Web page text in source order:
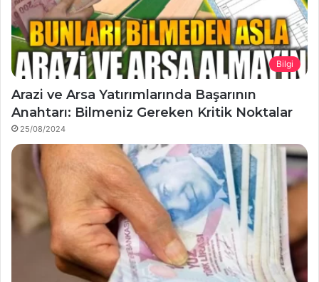
Bilgi
Arazi ve Arsa Yatırımlarında Başarının
Anahtarı: Bilmeniz Gereken Kritik Noktalar
25/08/2024